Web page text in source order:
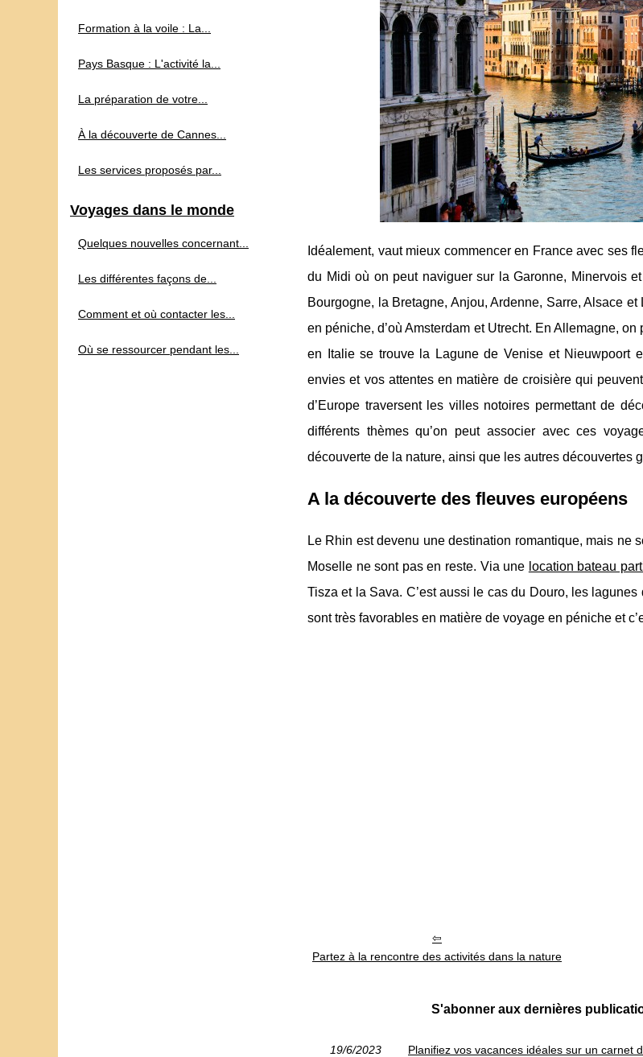
Idéalement, vaut mieux commencer en France avec ses
du Midi où on peut naviguer sur la Garonne, Minervois
Bourgogne, la Bretagne, Anjou, Ardenne, Sarre, Alsace
en péniche, d’où Amsterdam et Utrecht. En Allemagne,
en Italie se trouve la Lagune de Venise et Nieuwpoort
envies et vos attentes en matière de croisière qui
d’Europe traversent les villes notoires permettant de
différents thèmes qu’on peut associer avec ces
découverte de la nature, ainsi que les autres découvertes
A la découverte des fleuves européens
Le Rhin est devenu une destination romantique, mais ne
Moselle ne sont pas en reste. Via une location bateau
Tisza et la Sava. C’est aussi le cas du Douro, les
sont très favorables en matière de voyage en péniche et
Partez à la rencontre des activités dans la nature
S'abonner aux dernières
19/6/2023 Planifiez vos vacances idéales sur un carnet
Formation à la voile : La...
Pays Basque : L'activité la...
La préparation de votre...
À la découverte de Cannes...
Les services proposés par...
Voyages dans le monde
Quelques nouvelles concernant...
Les différentes façons de...
Comment et où contacter les...
Où se ressourcer pendant les...